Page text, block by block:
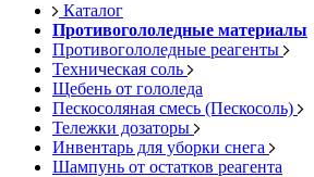
Каталог
Противогололедные материалы
Противогололедные реагенты
Техническая соль
Щебень от гололеда
Пескосоляная смесь (Пескосоль)
Тележки дозаторы
Инвентарь для уборки снега
Шампунь от остатков реагента